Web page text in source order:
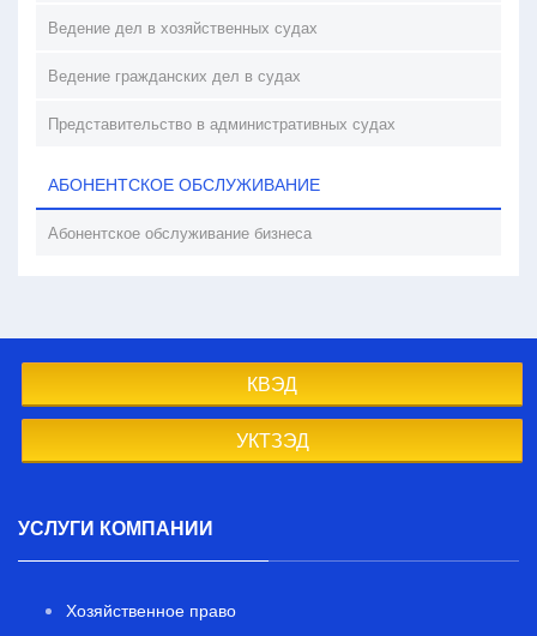
Ведение дел в хозяйственных судах
Ведение гражданских дел в судах
Представительство в административных судах
АБОНЕНТСКОЕ ОБСЛУЖИВАНИЕ
Абонентское обслуживание бизнеса
КВЭД
УКТЗЭД
УСЛУГИ КОМПАНИИ
Хозяйственное право